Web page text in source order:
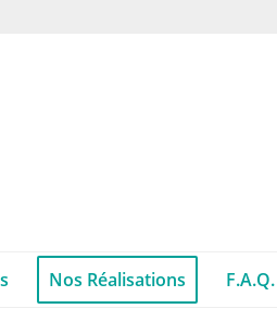
Nos Réalisations F.A.Q.